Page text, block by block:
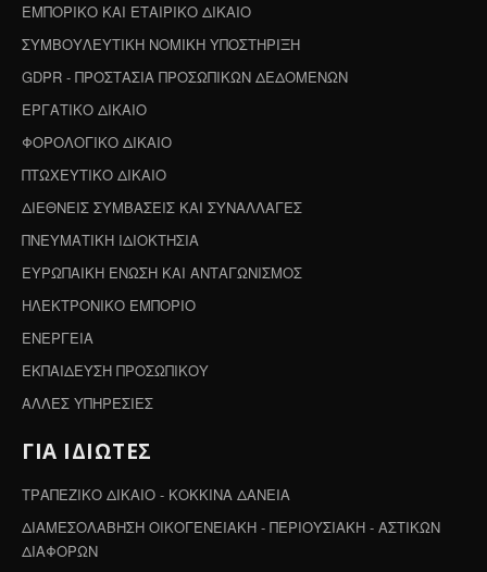
ΕΜΠΟΡΙΚΟ ΚΑΙ ΕΤΑΙΡΙΚΟ ΔΙΚΑΙΟ
ΣΥΜΒΟΥΛΕΥΤΙΚΗ ΝΟΜΙΚΗ ΥΠΟΣΤΗΡΙΞΗ
GDPR - ΠΡΟΣΤΑΣΙΑ ΠΡΟΣΩΠΙΚΩΝ ΔΕΔΟΜΕΝΩΝ
ΕΡΓΑΤΙΚΟ ΔΙΚΑΙΟ
ΦΟΡΟΛΟΓΙΚΟ ΔΙΚΑΙΟ
ΠΤΩΧΕΥΤΙΚΟ ΔΙΚΑΙΟ
ΔΙΕΘΝΕΙΣ ΣΥΜΒΑΣΕΙΣ ΚΑΙ ΣΥΝΑΛΛΑΓΕΣ
ΠΝΕΥΜΑΤΙΚΗ ΙΔΙΟΚΤΗΣΙΑ
ΕΥΡΩΠΑΙΚΗ ΕΝΩΣΗ ΚΑΙ ΑΝΤΑΓΩΝΙΣΜΟΣ
ΗΛΕΚΤΡΟΝΙΚΟ ΕΜΠΟΡΙΟ
ΕΝΕΡΓΕΙΑ
ΕΚΠΑΙΔΕΥΣΗ ΠΡΟΣΩΠΙΚΟΥ
ΑΛΛΕΣ ΥΠΗΡΕΣΙΕΣ
ΓΙΑ ΙΔΙΩΤΕΣ
ΤΡΑΠΕΖΙΚΟ ΔΙΚΑΙΟ - ΚΟΚΚΙΝΑ ΔΑΝΕΙΑ
ΔΙΑΜΕΣΟΛΑΒΗΣΗ ΟΙΚΟΓΕΝΕΙΑΚΗ - ΠΕΡΙΟΥΣΙΑΚΗ - ΑΣΤΙΚΩΝ
ΔΙΑΦΟΡΩΝ